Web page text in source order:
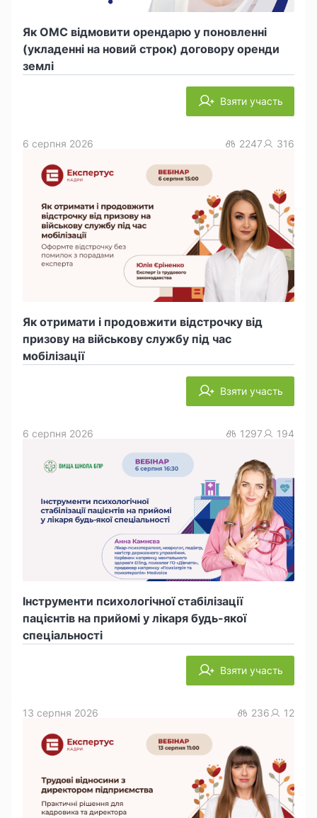
Як ОМС відмовити орендарю у поновленні
(укладенні на новий строк) договору оренди
землі
Взяти участь
Як отримати і продовжити відстрочку від
призову на військову службу під час
мобілізації
6 серпня 2026 2247 316
Взяти участь
Інструменти психологічної стабілізації
пацієнтів на прийомі у лікаря будь-якої
спеціальності
6 серпня 2026 1297 194
Взяти участь
13 серпня 2026 236 12